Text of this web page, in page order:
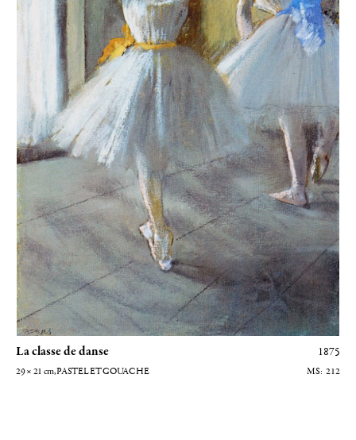
La classe de danse 1875
29 × 21 cm , PASTEL ET GOUACHE 212